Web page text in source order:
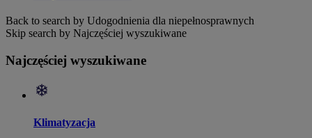
Back to search by Udogodnienia dla niepełnosprawnych
Skip search by Najczęściej wyszukiwane
Najczęściej wyszukiwane
Klimatyzacja